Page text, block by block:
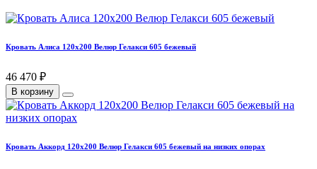
Кровать Алиса 120х200 Велюр Гелакси 605 бежевый
46 470 ₽
В корзину
Кровать Аккорд 120х200 Велюр Гелакси 605 бежевый на низких опорах